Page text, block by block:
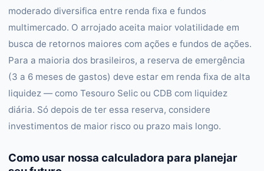
moderado diversifica entre renda fixa e fundos
multimercado. O arrojado aceita maior volatilidade em
busca de retornos maiores com ações e fundos de ações.
Para a maioria dos brasileiros, a reserva de emergência
(3 a 6 meses de gastos) deve estar em renda fixa de alta
liquidez — como Tesouro Selic ou CDB com liquidez
diária. Só depois de ter essa reserva, considere
investimentos de maior risco ou prazo mais longo.
Como usar nossa calculadora para planejar